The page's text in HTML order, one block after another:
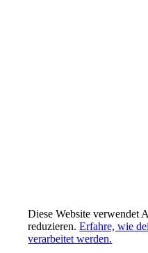
Diese Website verwendet
reduzieren.Erfahre, wie
verarbeitet werden.